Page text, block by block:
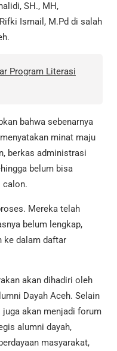
SH., MH,
Ismail, M.Pd di salah
Program Literasi
bahwa sebenarnya
minat maju
berkas administrasi
belum bisa
calon.
Mereka telah
belum lengkap,
ke dalam daftar
akan dihadiri oleh
Dayah Aceh. Selain
juga akan menjadi forum
alumni dayah,
masyarakat,